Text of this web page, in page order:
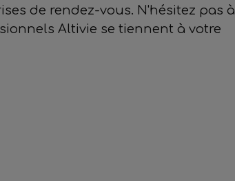
de rendez-vous. N'hésitez pas à
Altivie se tiennent à votre